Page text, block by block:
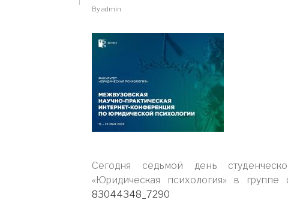
Byadmin
Сегодня седьмой день
«Юридическая психология» в группе
83044348_7290